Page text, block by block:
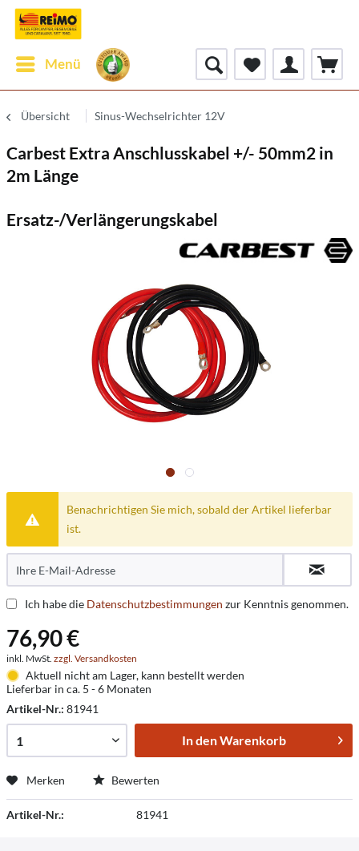
Menü
Übersicht Sinus-Wechselrichter 12V
Carbest Extra Anschlusskabel +/- 50mm2 in
2m Länge
Ersatz-/Verlängerungskabel
Benachrichtigen Sie mich, sobald der Artikel lieferbar
ist.
Ich habe die Datenschutzbestimmungen zur Kenntnis genommen.
76,90 €
inkl. MwSt. zzgl. Versandkosten
Aktuell nicht am Lager, kann bestellt werden
Lieferbar in ca. 5 - 6 Monaten
Artikel-Nr.: 81941
In denWarenkorb
Merken Bewerten
Artikel-Nr.: 81941